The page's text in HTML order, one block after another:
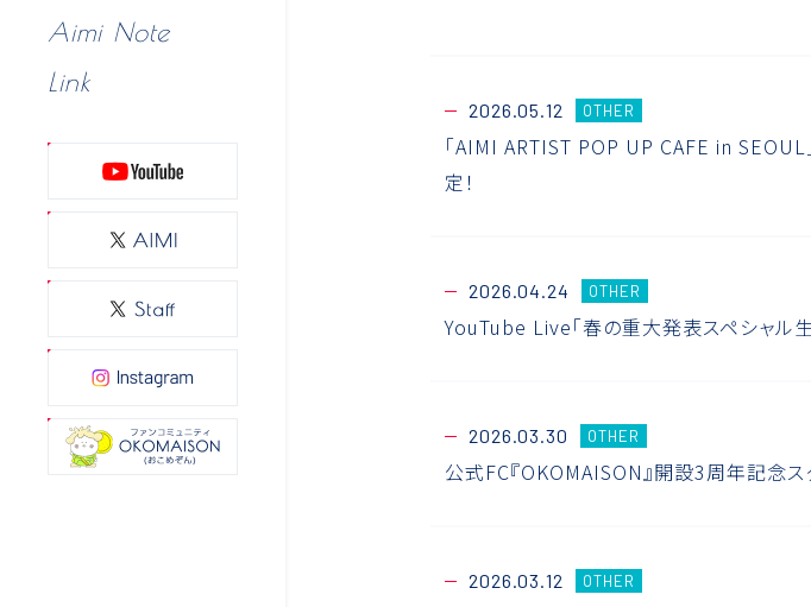
Aimi Note
Link
2026.05.12 OTHER
「AIMI ARTIST POP UP CAFE in SEOUL
定！
2026.04.24 OTHER
YouTube Live「春の重大発表スペシャル生
2026.03.30 OTHER
公式FC『OKOMAISON』開設3周年記念ス
2026.03.12 OTHER